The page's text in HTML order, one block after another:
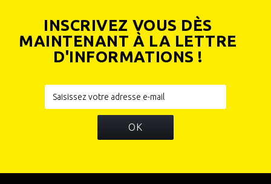
INSCRIVEZ VOUS DÈS
MAINTENANT À LA LETTRE
D'INFORMATIONS !
OK